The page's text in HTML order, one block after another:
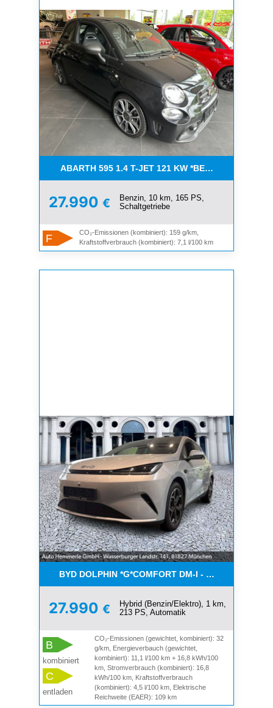
ABARTH 595 1.4 T-JET 121 KW
27.990 €
Benzin, 10 km, 165 PS,
Schaltgetriebe
F
CO₂-Emissionen (kombiniert): 159 g/km,
Kraftstoffverbrauch (kombiniert): 7,1 l/100 km
BYD DOLPHIN *G*COMFORT DM-I - *NEUER BYD*
27.990 €
Hybrid (Benzin/Elektro), 1 km,
213 PS, Automatik
B
kombiniert
C
entladen
CO₂-Emissionen (gewichtet, kombiniert): 32
g/km, Energieverbauch (gewichtet,
kombiniert): 11,1 l/100 km + 16,8 kWh/100
km, Stromverbrauch (kombiniert): 16,8
kWh/100 km, Kraftstoffverbrauch
(kombiniert): 4,5 l/100 km, Elektrische
Reichweite (EAER): 109 km